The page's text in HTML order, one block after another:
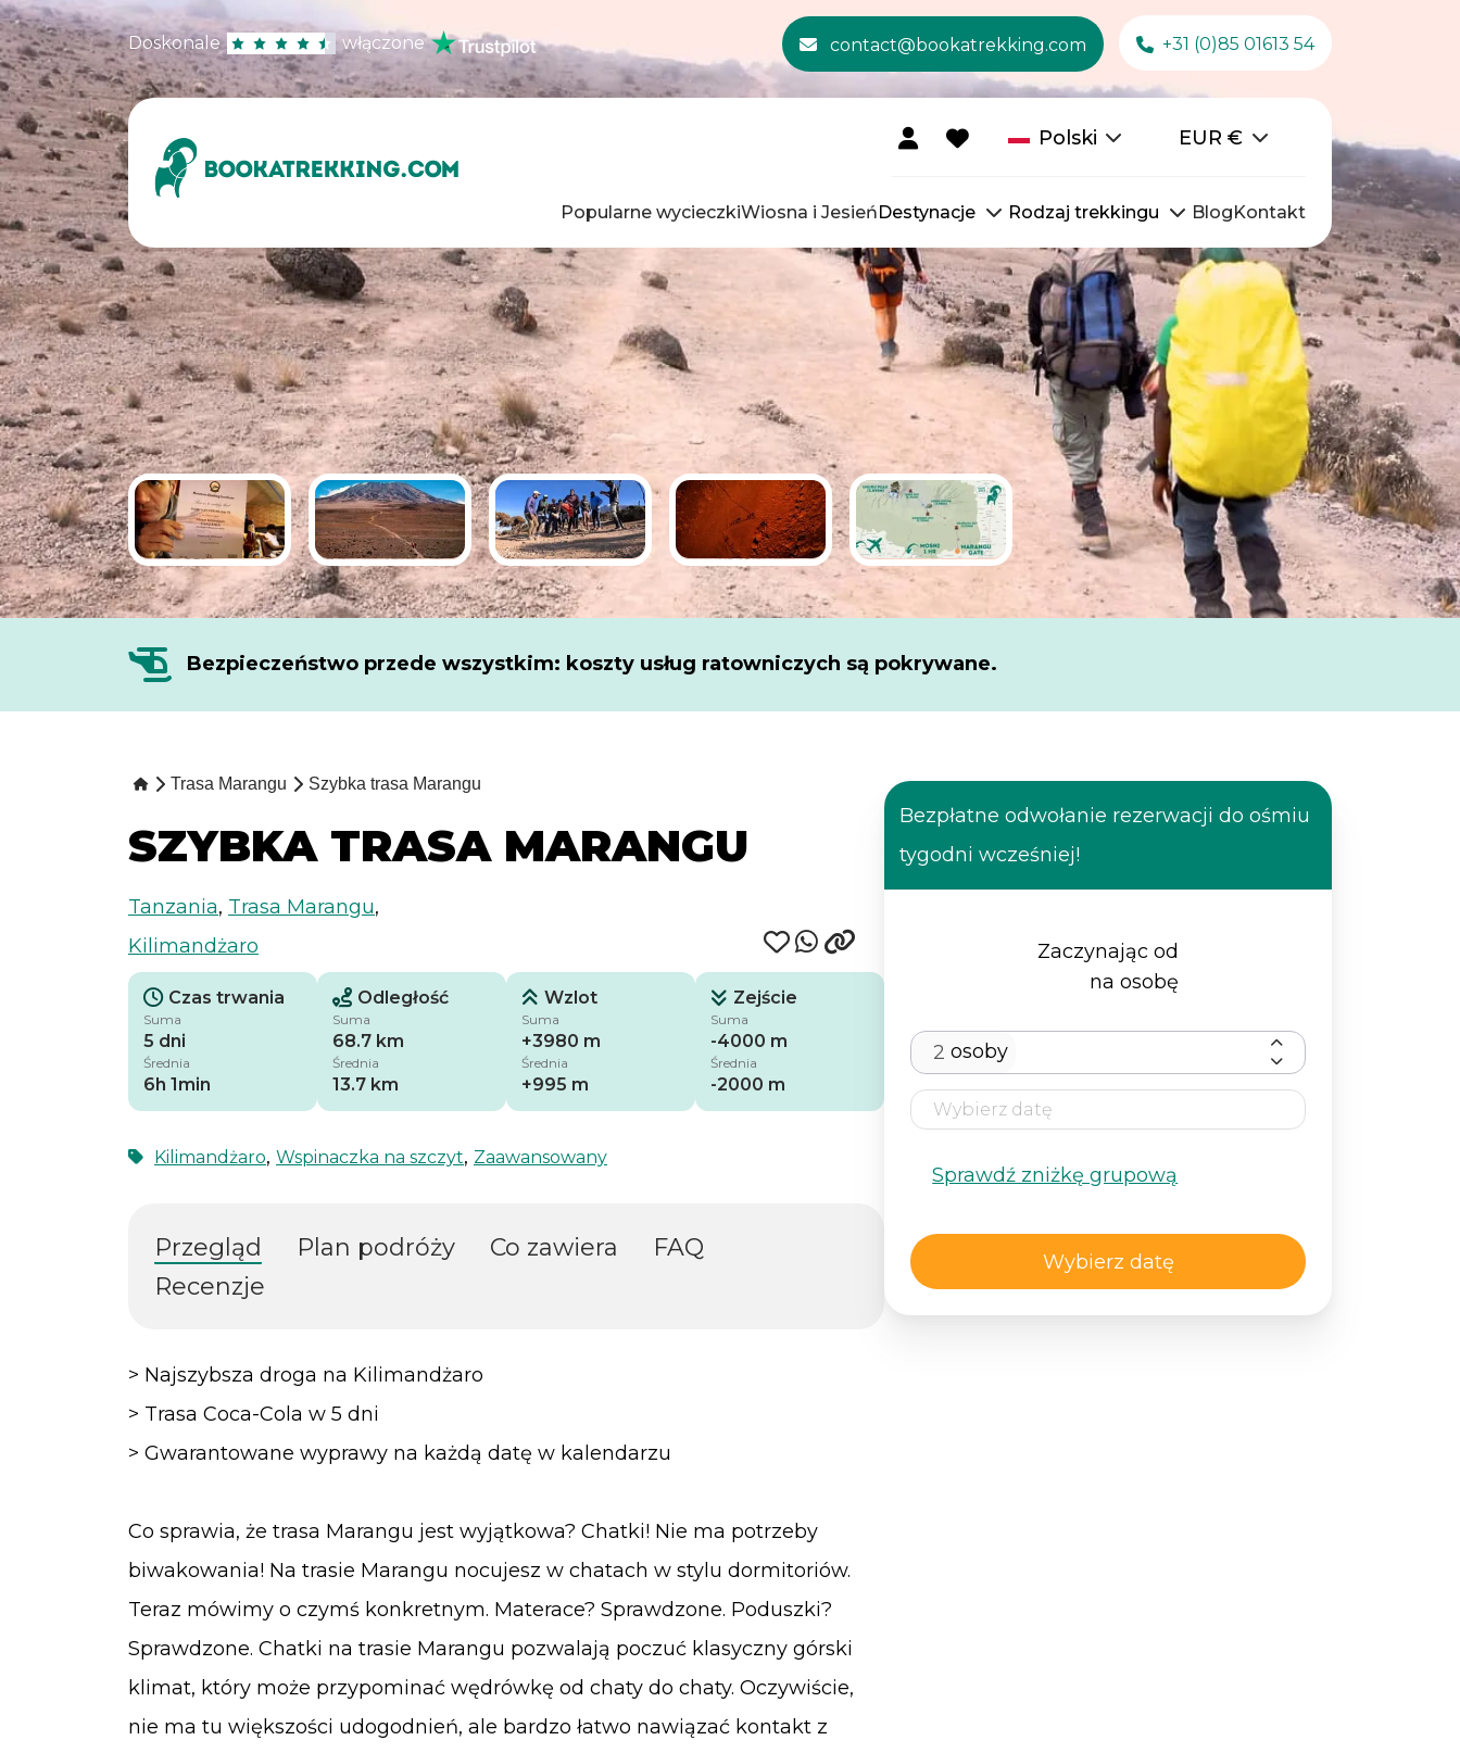
Doskonale włączone contact@bookatrekking.com +31 (0)85 01613 54
Polski EUR €
Popularne wycieczkiWiosna i JesieńDestynacje Rodzaj trekkingu BlogKontakt
Bezpieczeństwo przede wszystkim: koszty usług ratowniczych są pokrywane.
Trasa Marangu Szybka trasa Marangu
SZYBKA TRASA MARANGU
Tanzania, Trasa Marangu,
Kilimandżaro
Czas trwania
Suma
5 dni
Średnia
6h 1min
Odległość
Suma
68.7 km
Średnia
13.7 km
Wzlot
Suma
+3980 m
Średnia
+995 m
Zejście
Suma
-4000 m
Średnia
-2000 m
Kilimandżaro, Wspinaczka na szczyt, Zaawansowany
Przegląd Plan podróży Co zawiera
FAQ
Recenzje
> Najszybsza droga na Kilimandżaro
> Trasa Coca-Cola w 5 dni
> Gwarantowane wyprawy na każdą datę w kalendarzu
Co sprawia, że trasa Marangu jest wyjątkowa? Chatki! Nie ma potrzeby
biwakowania! Na trasie Marangu nocujesz w chatach w stylu dormitoriów.
Teraz mówimy o czymś konkretnym. Materace? Sprawdzone. Poduszki?
Sprawdzone. Chatki na trasie Marangu pozwalają poczuć klasyczny górski
klimat, który może przypominać wędrówkę od chaty do chaty. Oczywiście,
nie ma tu większości udogodnień, ale bardzo łatwo nawiązać kontakt z
Bezpłatne odwołanie rezerwacji do ośmiu
tygodni wcześniej!
Zaczynając od
na osobę
osoby
Sprawdź zniżkę grupową
Wybierz datę